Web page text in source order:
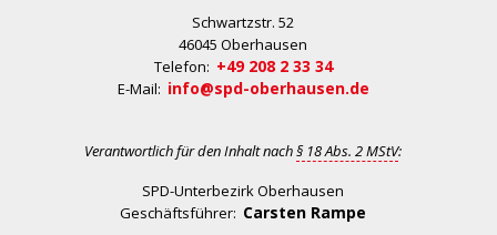
Schwartzstr. 52
46045 Oberhausen
Telefon: +49 208 2 33 34
E-Mail: info@spd-oberhausen.de
Verantwortlich für den Inhalt nach§ 18 Abs. 2 MStV:
SPD-Unterbezirk Oberhausen
Geschäftsführer: Carsten Rampe